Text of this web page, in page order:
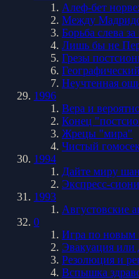
Алеф-бет
Между
Борьба слева
Лишь бы не
Грезы
Неучтенная
1996
Вера и
Конец
Жрецы "мира"
Чистый
1994
Дайте миру
Экспресс-
1993
Августовские
0
Игра по новым
Эвакуация или
Резолюция и
Вспышка